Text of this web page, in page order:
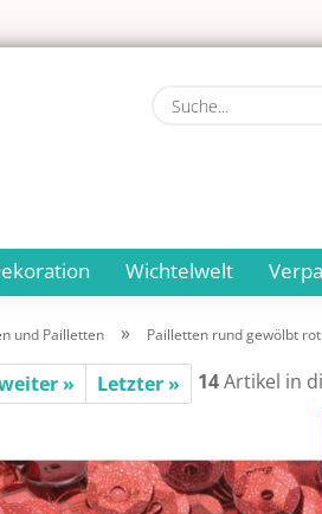
Wichtelwelt
und Pailletten » Pailletten rund gewölbt
» Letzter » 14Artikel in